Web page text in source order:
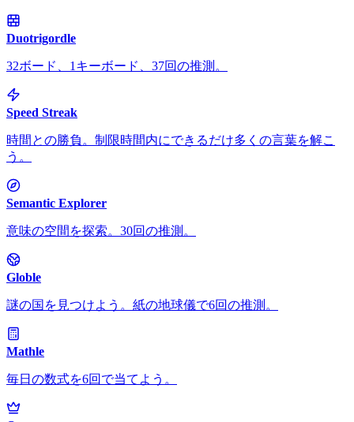
Duotrigordle
32ボード、1キーボード、37回の推測。
Speed Streak
時間との勝負。制限時間内にできるだけ多くの言葉を解こ
う。
Semantic Explorer
意味の空間を探索。30回の推測。
Globle
謎の国を見つけよう。紙の地球儀で6回の推測。
Mathle
毎日の数式を6回で当てよう。